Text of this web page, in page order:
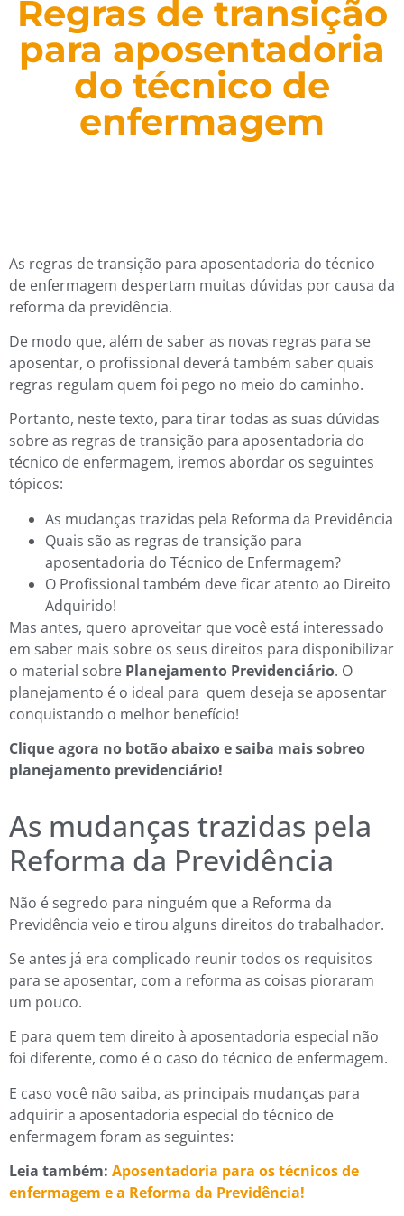
Regras de transição
para aposentadoria
do técnico de
enfermagem
As regras de transição para aposentadoria do técnico
de enfermagem despertam muitas dúvidas por causa da
reforma da previdência.
De modo que, além de saber as novas regras para se
aposentar, o profissional deverá também saber quais
regras regulam quem foi pego no meio do caminho.
Portanto, neste texto, para tirar todas as suas dúvidas
sobre as regras de transição para aposentadoria do
técnico de enfermagem, iremos abordar os seguintes
tópicos:
As mudanças trazidas pela Reforma da Previdência
Quais são as regras de transição para
aposentadoria do Técnico de Enfermagem?
O Profissional também deve ficar atento ao Direito
Adquirido!
Mas antes, quero aproveitar que você está interessado
em saber mais sobre os seus direitos para disponibilizar
o material sobre Planejamento Previdenciário. O
planejamento é o ideal para quem deseja se aposentar
conquistando o melhor benefício!
Clique agora no botão abaixo e saiba mais sobreo
planejamento previdenciário!
As mudanças trazidas pela
Reforma da Previdência
Não é segredo para ninguém que a Reforma da
Previdência veio e tirou alguns direitos do trabalhador.
Se antes já era complicado reunir todos os requisitos
para se aposentar, com a reforma as coisas pioraram
um pouco.
E para quem tem direito à aposentadoria especial não
foi diferente, como é o caso do técnico de enfermagem.
E caso você não saiba, as principais mudanças para
adquirir a aposentadoria especial do técnico de
enfermagem foram as seguintes:
Leia também: Aposentadoria para os técnicos de
enfermagem e a Reforma da Previdência!